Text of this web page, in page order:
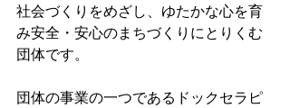
社会づくりをめざし、ゆたかな心を育
み安全・安心のまちづくりにとりくむ
団体です。
団体の事業の一つであるドックセラピ